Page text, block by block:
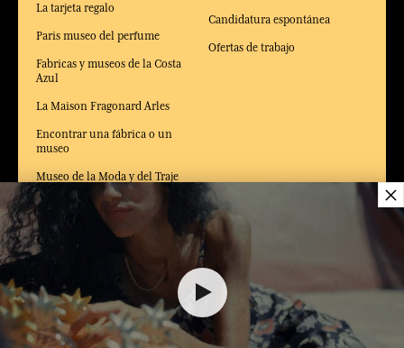
$ 70.00
La tarjeta regalo
Paris museo del perfume
Fabricas y museos de la Costa
Azul
La Maison Fragonard Arles
Encontrar una fábrica o un
museo
Museo de la Moda y del Traje
Arles
Candidatura espontánea
Ofertas de trabajo
ENTREGA: US IDIOMA: ES
×